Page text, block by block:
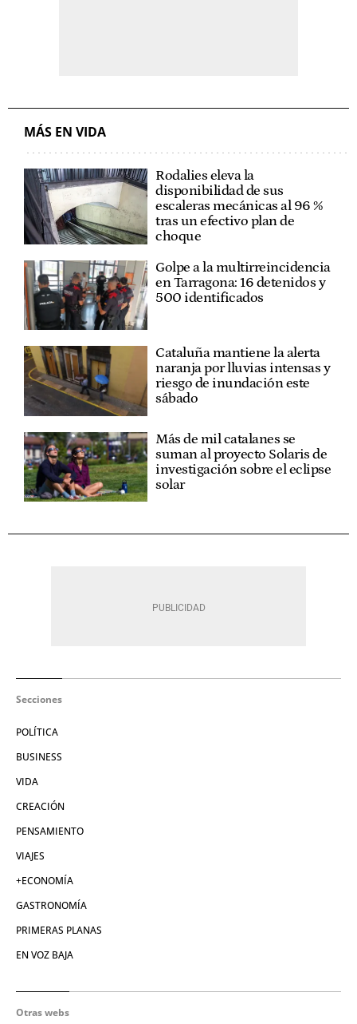
MÁS EN VIDA
Rodalies eleva la
disponibilidad de sus
escaleras mecánicas al 96 %
tras un efectivo plan de
choque
Golpe a la multirreincidencia
en Tarragona: 16 detenidos y
500 identificados
Cataluña mantiene la alerta
naranja por lluvias intensas y
riesgo de inundación este
sábado
Más de mil catalanes se
suman al proyecto Solaris de
investigación sobre el eclipse
solar
Secciones
POLÍTICA
BUSINESS
VIDA
CREACIÓN
PENSAMIENTO
VIAJES
+ECONOMÍA
GASTRONOMÍA
PRIMERAS PLANAS
EN VOZ BAJA
Otras webs